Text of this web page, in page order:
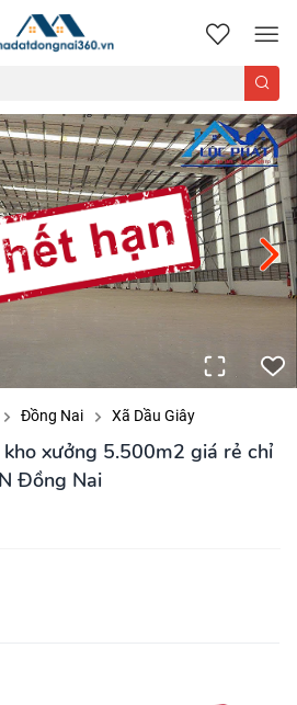
nhadatdongnai360.vn
Đồng Nai Xã Dầu Giây
kho xưởng 5.500m2 giá rẻ chỉ
Đồng Nai